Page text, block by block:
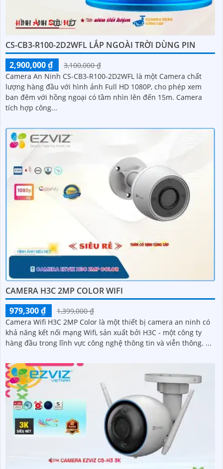
CS-CB3-R100-2D2WFL LẮP NGOÀI TRỜI DÙNG PIN
2,900,000 ₫
3,100,000 ₫
Camera An Ninh CS-CB3-R100-2D2WFL là một Camera chất
lượng hàng đầu với hình ảnh Full HD 1080P, cho phép xem
ban đêm với hồng ngoại có tầm nhìn lên đến 15m. Camera
tích hợp công...
CAMERA H3C 2MP COLOR WIFI
979,300 ₫
1,399,000 ₫
Camera Wifi H3C 2MP Color là một thiết bị camera an ninh có
khả năng kết nối mạng Wifi, sản xuất bởi H3C - một công ty
hàng đầu trong lĩnh vực công nghệ thông tin và viễn thông. ...